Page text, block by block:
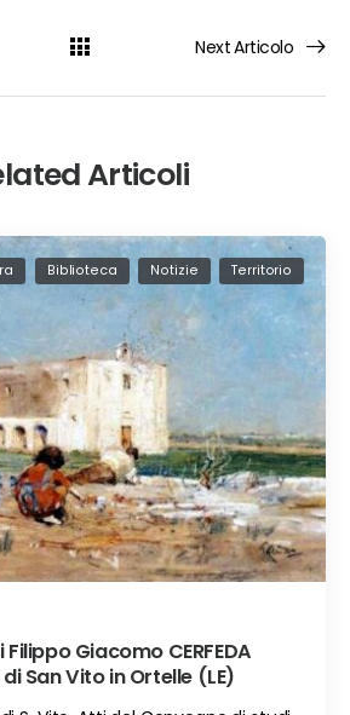
Next Articolo
Articoli
Biblioteca Notizie Territorio
Giacomo CERFEDA
San Vito in Ortelle (LE)